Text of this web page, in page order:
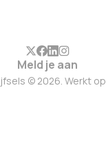
Meld je aan
© 2026. Werkt op